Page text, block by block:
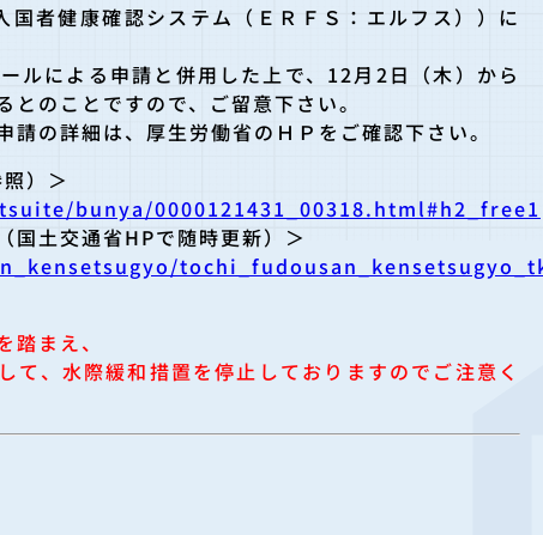
者健康確認システム（ＥＲＦＳ：エルフス））に
ルによる申請と併用した上で、12月2日（木）から
のことですので、ご留意下さい。
の詳細は、厚生労働省のＨＰをご確認下さい。
）＞
bunya/0000121431_00318.html#h2_free1
国土交通省HPで随時更新）＞
まえ、
、水際緩和措置を停止しておりますのでご注意く